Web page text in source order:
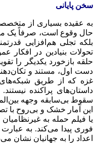
سخن پایانی
به عقیده بسیاری از
حال وقوع است، صرفاً یک
بلکه تجلی هم‌افزایی
تحولات بنیادین در افکار
حلقه بازخورد یکدیگر را
دست اول، مستند و
غزه که از طریق شبکه‌های
داستان‌های پراکنده
سقوط بی‌سابقه وجهه
این آمار خشک و بی‌روح با
یا فیلم حمله به
فوری پیدا می‌کند. به
اعداد را به جهانیان نشان